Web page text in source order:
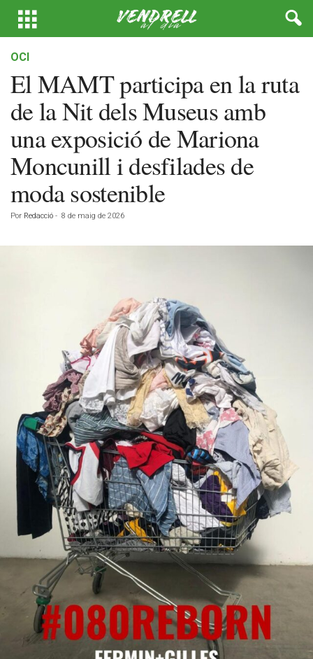
OCI
El MAMT participa en la ruta
de la Nit dels Museus amb
una exposició de Mariona
Moncunill i desfilades de
moda sostenible
Por Redacció - 8 de maig de 2026